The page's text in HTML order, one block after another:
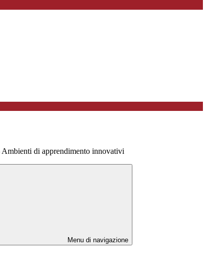
di apprendimento innovativi
Menu di navigazione